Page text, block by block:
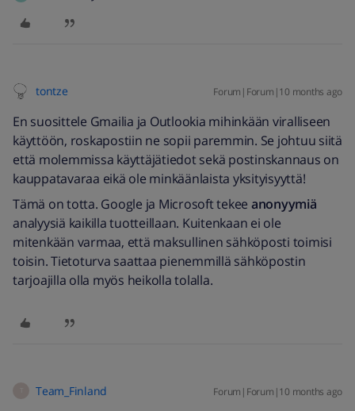
tontze Forum|Forum|10 months ago
En suosittele Gmailia ja Outlookia mihinkään viralliseen
käyttöön, roskapostiin ne sopii paremmin. Se johtuu siitä
että molemmissa käyttäjätiedot sekä postinskannaus on
kauppatavaraa eikä ole minkäänlaista yksityisyyttä!
Tämä on totta. Google ja Microsoft tekee anonyymiä
analyysiä kaikilla tuotteillaan. Kuitenkaan ei ole
mitenkään varmaa, että maksullinen sähköposti toimisi
toisin. Tietoturva saattaa pienemmillä sähköpostin
tarjoajilla olla myös heikolla tolalla.
Team_Finland Forum|Forum|10 months ago